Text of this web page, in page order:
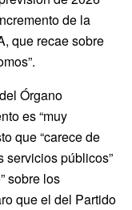
de la
que recae sobre
Órgano
es “muy
que “carece de
servicios públicos”
sobre los
que el del Partido